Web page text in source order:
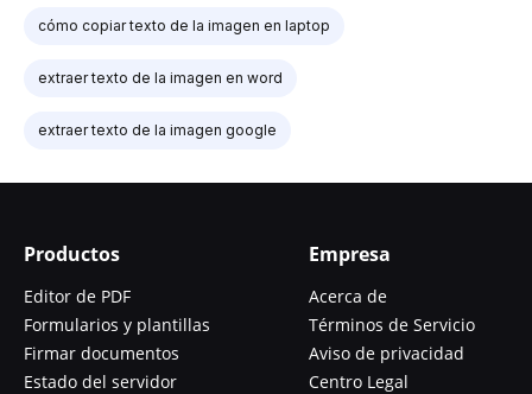
cómo copiar texto de la imagen en laptop
extraer texto de la imagen en word
extraer texto de la imagen google
Productos
Editor de PDF
Formularios y plantillas
Firmar documentos
Estado del servidor
Empresa
Acerca de
Términos de Servicio
Aviso de privacidad
Centro Legal